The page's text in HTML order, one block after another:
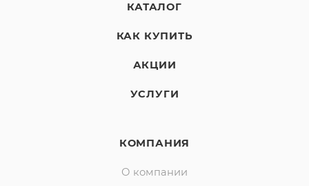
КАТАЛОГ
КАК КУПИТЬ
АКЦИИ
УСЛУГИ
КОМПАНИЯ
О компании